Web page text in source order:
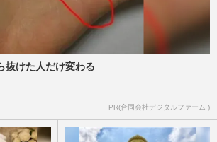
刊女性2024年3月19日号
本田翼主演ドラマ『君の花になる』が映画
！ 低視聴率なのに続編制作の背景に、
橋文哉ら抜擢アイドルグ…
抜けた人だけ変わる
PR(合同会社デジタルファーム )